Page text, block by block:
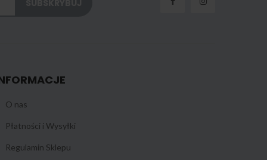
O nas
Płatności i Wysyłki
Regulamin Sklepu